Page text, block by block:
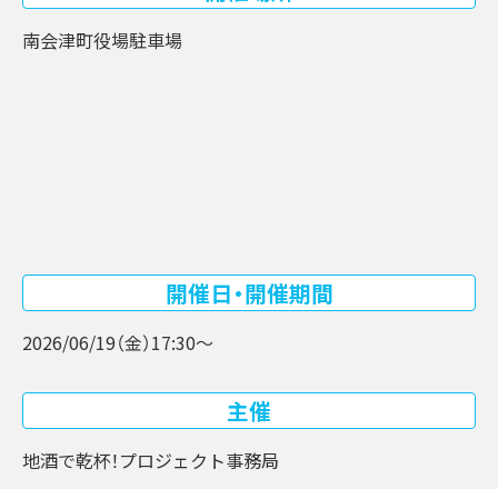
南会津町役場駐車場
開催日・開催期間
2026/06/19（金）17:30〜
主催
地酒で乾杯！プロジェクト事務局